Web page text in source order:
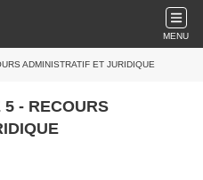
MENU
ADMINISTRATIF ET JURIDIQUE
- RECOURS